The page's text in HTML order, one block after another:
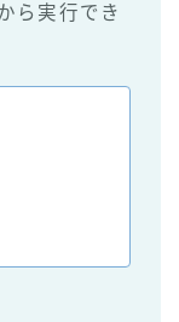
ら実行でき